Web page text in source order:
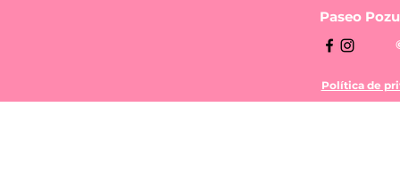
Paseo
Política de